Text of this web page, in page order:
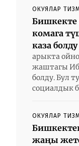
ОКУЯЛАР
Бишкекте
комага
каза болду
арыкта
жаштагы
болду. Бул
социалдык
ОКУЯЛАР
жаңы